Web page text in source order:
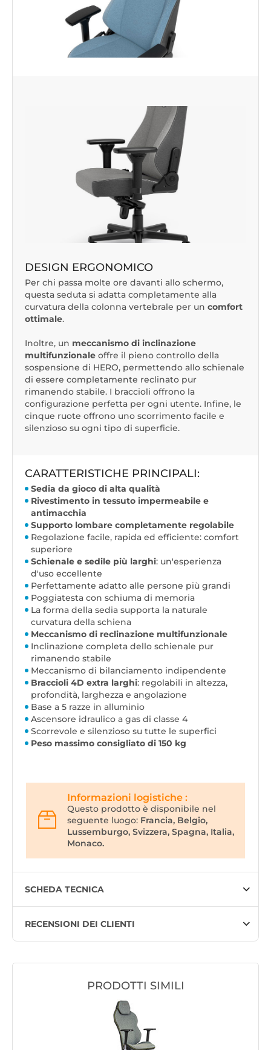
DESIGN ERGONOMICO
Per chi passa molte ore davanti allo schermo,
questa seduta si adatta completamente alla
curvatura della colonna vertebrale per un comfort
ottimale.
Inoltre, un meccanismo di inclinazione
multifunzionale offre il pieno controllo della
sospensione di HERO, permettendo allo schienale
di essere completamente reclinato pur
rimanendo stabile. I braccioli offrono la
configurazione perfetta per ogni utente. Infine, le
cinque ruote offrono uno scorrimento facile e
silenzioso su ogni tipo di superficie.
CARATTERISTICHE PRINCIPALI:
Sedia da gioco di alta qualità
Rivestimento in tessuto impermeabile e
antimacchia
Supporto lombare completamente regolabile
Regolazione facile, rapida ed efficiente: comfort
superiore
Schienale e sedile più larghi: un'esperienza
d'uso eccellente
Perfettamente adatto alle persone più grandi
Poggiatesta con schiuma di memoria
La forma della sedia supporta la naturale
curvatura della schiena
Meccanismo di reclinazione multifunzionale
Inclinazione completa dello schienale pur
rimanendo stabile
Meccanismo di bilanciamento indipendente
Braccioli 4D extra larghi: regolabili in altezza,
profondità, larghezza e angolazione
Base a 5 razze in alluminio
Ascensore idraulico a gas di classe 4
Scorrevole e silenzioso su tutte le superfici
Peso massimo consigliato di 150 kg
Informazioni logistiche :
Questo prodotto è disponibile nel
seguente luogo: Francia, Belgio,
Lussemburgo, Svizzera, Spagna, Italia,
Monaco.
SCHEDA TECNICA
RECENSIONI DEI CLIENTI
PRODOTTI SIMILI